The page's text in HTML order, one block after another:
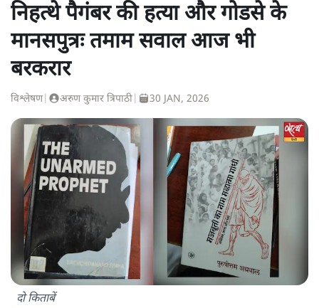
निहत्थे पैगंबर की हत्या और गोडसे के
मानसपुत्रः तमाम सवाल आज भी
बरकरार
विश्लेषण| अरुण कुमार त्रिपाठी 30 JAN, 2026
दो किताबें